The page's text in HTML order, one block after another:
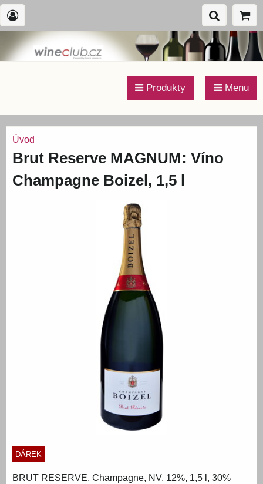
Produkty Menu
Úvod
Brut Reserve MAGNUM: Víno
Champagne Boizel, 1,5 l
DÁREK
BRUT RESERVE, Champagne, NV, 12%, 1,5 l, 30%